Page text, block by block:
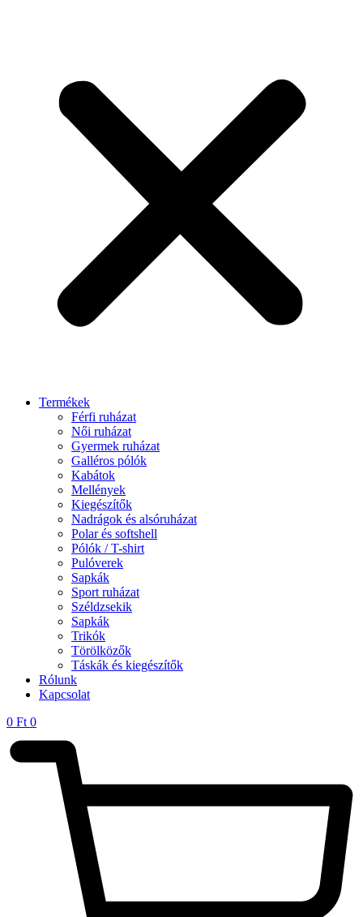
Termékek
Férfi ruházat
Női ruházat
Gyermek ruházat
Galléros pólók
Kabátok
Mellények
Kiegészítők
Nadrágok és alsóruházat
Polar és softshell
Pólók / T-shirt
Pulóverek
Sapkák
Sport ruházat
Széldzsekik
Sapkák
Trikók
Törölközők
Táskák és kiegészítők
Rólunk
Kapcsolat
0 Ft 0